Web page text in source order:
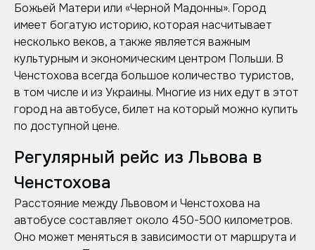
Божьей Матери или «Черной Мадонны». Город
имеет богатую историю, которая насчитывает
несколько веков, а также является важным
культурным и экономическим центром Польши. В
Ченстохова всегда большое количество туристов,
в том числе и из Украины. Многие из них едут в этот
город на автобусе, билет на который можно купить
по доступной цене.
Регулярный рейс из Львова в
Ченстохова
Расстояние между Львовом и Ченстохова на
автобусе составляет около 450-500 километров.
Оно может меняться в зависимости от маршрута и